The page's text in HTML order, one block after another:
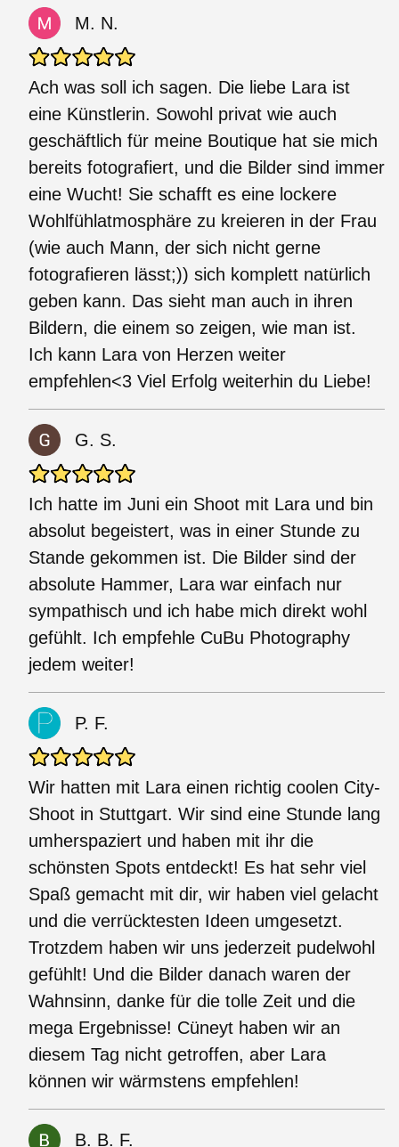
M. N.
Ach was soll ich sagen. Die liebe Lara ist
eine Künstlerin. Sowohl privat wie auch
geschäftlich für meine Boutique hat sie mich
bereits fotografiert, und die Bilder sind immer
eine Wucht! Sie schafft es eine lockere
Wohlfühlatmosphäre zu kreieren in der Frau
(wie auch Mann, der sich nicht gerne
fotografieren lässt;)) sich komplett natürlich
geben kann. Das sieht man auch in ihren
Bildern, die einem so zeigen, wie man ist.
Ich kann Lara von Herzen weiter
empfehlen<3 Viel Erfolg weiterhin du Liebe!
G. S.
Ich hatte im Juni ein Shoot mit Lara und bin
absolut begeistert, was in einer Stunde zu
Stande gekommen ist. Die Bilder sind der
absolute Hammer, Lara war einfach nur
sympathisch und ich habe mich direkt wohl
gefühlt. Ich empfehle CuBu Photography
jedem weiter!
P. F.
Wir hatten mit Lara einen richtig coolen City-
Shoot in Stuttgart. Wir sind eine Stunde lang
umherspaziert und haben mit ihr die
schönsten Spots entdeckt! Es hat sehr viel
Spaß gemacht mit dir, wir haben viel gelacht
und die verrücktesten Ideen umgesetzt.
Trotzdem haben wir uns jederzeit pudelwohl
gefühlt! Und die Bilder danach waren der
Wahnsinn, danke für die tolle Zeit und die
mega Ergebnisse! Cüneyt haben wir an
diesem Tag nicht getroffen, aber Lara
können wir wärmstens empfehlen!
B. B. F.